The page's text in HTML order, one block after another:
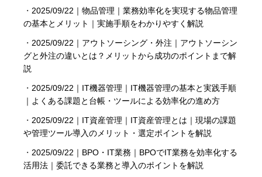
・ 2025/09/22｜物品管理｜業務効率化を実現する物品管理
の基本とメリット｜実施手順をわかりやすく解説
・ 2025/09/22｜アウトソーシング・外注｜アウトソーシン
グと外注の違いとは？メリットから成功のポイントまで解
説
・ 2025/09/22｜IT機器管理｜IT機器管理の基本と実践手順
｜よくある課題と台帳・ツールによる効率化の進め方
・ 2025/09/22｜IT資産管理｜IT資産管理とは｜現場の課題
管理ツール導入のメリット・選定ポイントを解説
・ 2025/09/22｜BPO・IT業務｜BPOでIT業務を効率化する
活用法｜委託できる業務と導入のポイントを解説